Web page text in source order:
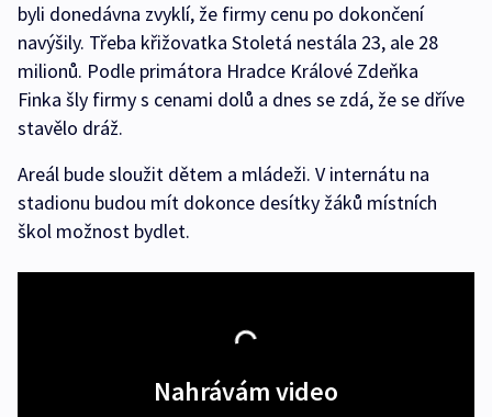
byli donedávna zvyklí, že firmy cenu po dokončení
navýšily. Třeba křižovatka Stoletá nestála 23, ale 28
milionů. Podle primátora Hradce Králové Zdeňka
Finka šly firmy s cenami dolů a dnes se zdá, že se dříve
stavělo dráž.
Areál bude sloužit dětem a mládeži. V internátu na
stadionu budou mít dokonce desítky žáků místních
škol možnost bydlet.
Nahrávám video